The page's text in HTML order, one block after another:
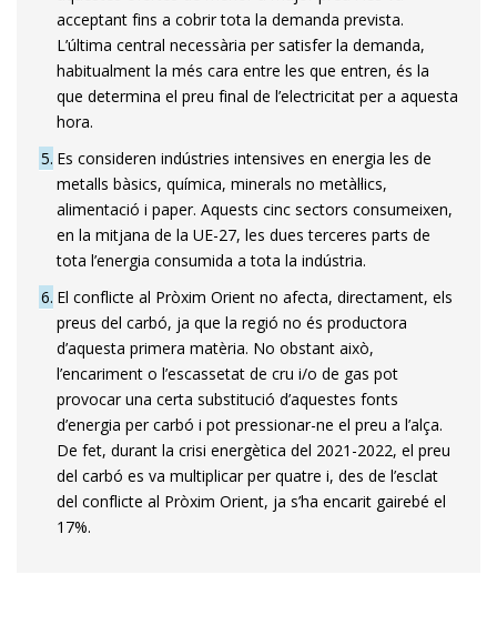
acceptant fins a cobrir tota la demanda prevista.
L’última central necessària per satisfer la demanda,
habitualment la més cara entre les que entren, és la
que determina el preu final de l’electricitat per a aquesta
hora.
5 Es consideren indústries intensives en energia les de
metalls bàsics, química, minerals no metàl·lics,
alimentació i paper. Aquests cinc sectors consumeixen,
en la mitjana de la UE-27, les dues terceres parts de
tota l’energia consumida a tota la indústria.
6 El conflicte al Pròxim Orient no afecta, directament, els
preus del carbó, ja que la regió no és productora
d’aquesta primera matèria. No obstant això,
l’encariment o l’escassetat de cru i/o de gas pot
provocar una certa substitució d’aquestes fonts
d’energia per carbó i pot pressionar-ne el preu a l’alça.
De fet, durant la crisi energètica del 2021-2022, el preu
del carbó es va multiplicar per quatre i, des de l’esclat
del conflicte al Pròxim Orient, ja s’ha encarit gairebé el
17%.